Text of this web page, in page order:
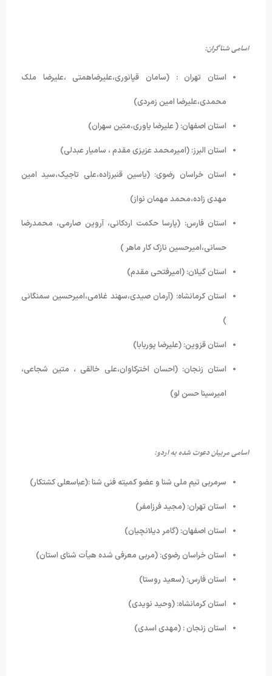
اسامی شناگران:
استان تهران : (سامان قپانوری،علیرضاهمتی ،علیرضا ملک
محمدی،علیرضا امین زمردی)
استان اصفهان: ( علیرضا یاوری،متین سهران)
استان البرز: (امیرمحمد عزیزی مقدم ، سامیار عبدلی)
استان خراسان رضوی: (یاسین قنبرزاده،علی تاجیک،سید امین
مهدی زاده،محمد مهمان نواز)
استان فارس: (پارسا حکمت اردکانی، آروین صارمی، محمدرضا
حسانی،امیرحسین نازک کار ماهر )
استان گیلان: (امیرفتحی مقدم)
استان کرمانشاه: (آرمان صیدی،سهند غلامی،امیرحسین سمنگانی
)
استان قزوین: (علیرضا پوربابا)
استان زنجان: (احسان اخترکاوان،علی خالقی ، متین شجاعی،
امیرسینا حسن لو)
اسامی مربیان دعوت شده به اردو:
سرمربی تیم ملی شنا و عضو کمیته فنی شنا :(عباسعلی کشتکار)
استان تهران: (مجید فرزامفر)
استان اصفهان: (گامر دیلانچیان)
استان خراسان رضوی: (مربی معرفی شده هیأت شنای استان)
استان فارس: (سعید روستا)
استان کرمانشاه: (وحید نویدی)
استان زنجان : (مهدی اسدی)